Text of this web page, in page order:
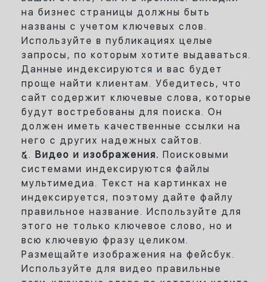
на бизнес страницы должны быть
названы с учетом ключевых слов.
Используйте в публикациях целые
запросы, по которым хотите выдаваться.
Данные индексируются и вас будет
проще найти клиентам. Убедитесь, что
сайт содержит ключевые слова, которые
будут востребованы для поиска. Он
должен иметь качественные ссылки на
него с других надежных сайтов.
Видео и изображения. Поисковыми
системами индексируются файлы
мультимедиа. Текст на картинках не
индексируется, поэтому дайте файлу
правильное название. Используйте для
этого не только ключевое слово, но и
всю ключевую фразу целиком.
Размещайте изображения на фейсбук.
Используйте для видео правильные